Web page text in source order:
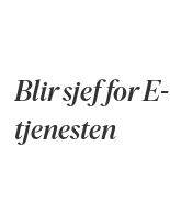
Blir sjef for E-
tjenesten